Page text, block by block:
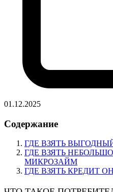
01.12.2025
Содержание
ГДЕ ВЗЯТЬ
ГДЕ ВЗЯТЬ
МИКРОЗАЙМ
ГДЕ ВЗЯТЬ КРЕДИТ